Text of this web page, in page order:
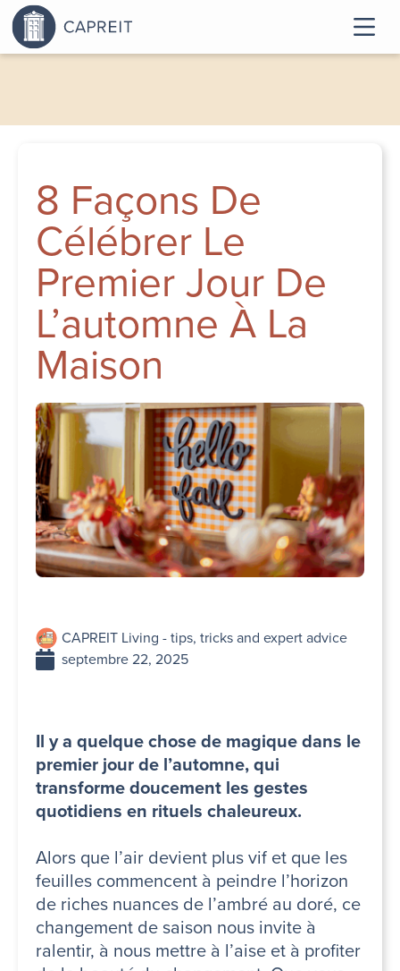
8 Façons De
Célébrer Le
Premier Jour De
L’automne À La
Maison
CAPREIT Living - tips, tricks and expert advice
septembre 22, 2025
Il y a quelque chose de magique dans le
premier jour de l’automne, qui
transforme doucement les gestes
quotidiens en rituels chaleureux.
Alors que l’air devient plus vif et que les
feuilles commencent à peindre l’horizon
de riches nuances de l’ambré au doré, ce
changement de saison nous invite à
ralentir, à nous mettre à l’aise et à profiter